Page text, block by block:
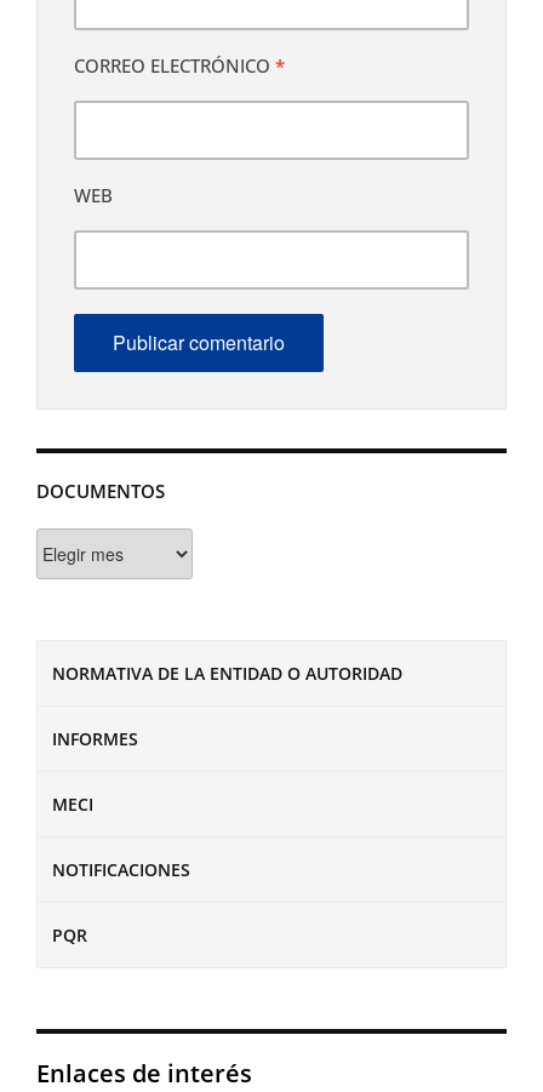
DOCUMENTOS
NORMATIVA DE LA ENTIDAD O AUTORIDAD
INFORMES
MECI
NOTIFICACIONES
PQR
Enlaces de interés
CORREO ELECTRÓNICO *
WEB